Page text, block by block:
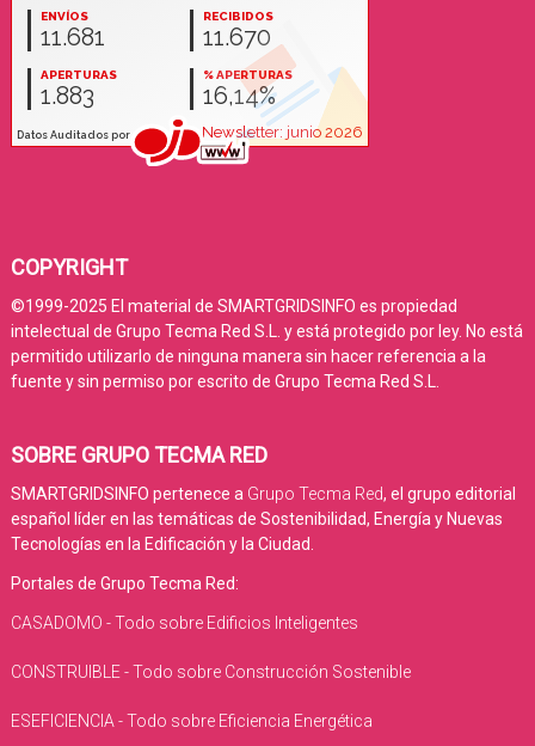
COPYRIGHT
©1999-2025 El material de SMARTGRIDSINFO es propiedad
intelectual de Grupo Tecma Red S.L. y está protegido por ley. No está
permitido utilizarlo de ninguna manera sin hacer referencia a la
fuente y sin permiso por escrito de Grupo Tecma Red S.L.
SOBRE GRUPO TECMA RED
SMARTGRIDSINFO pertenece a Grupo Tecma Red, el grupo editorial
español líder en las temáticas de Sostenibilidad, Energía y Nuevas
Tecnologías en la Edificación y la Ciudad.
Portales de Grupo Tecma Red:
CASADOMO - Todo sobre Edificios Inteligentes
CONSTRUIBLE - Todo sobre Construcción Sostenible
ESEFICIENCIA - Todo sobre Eficiencia Energética